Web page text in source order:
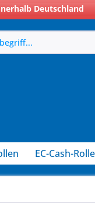
Deutschland
EC-Cash-